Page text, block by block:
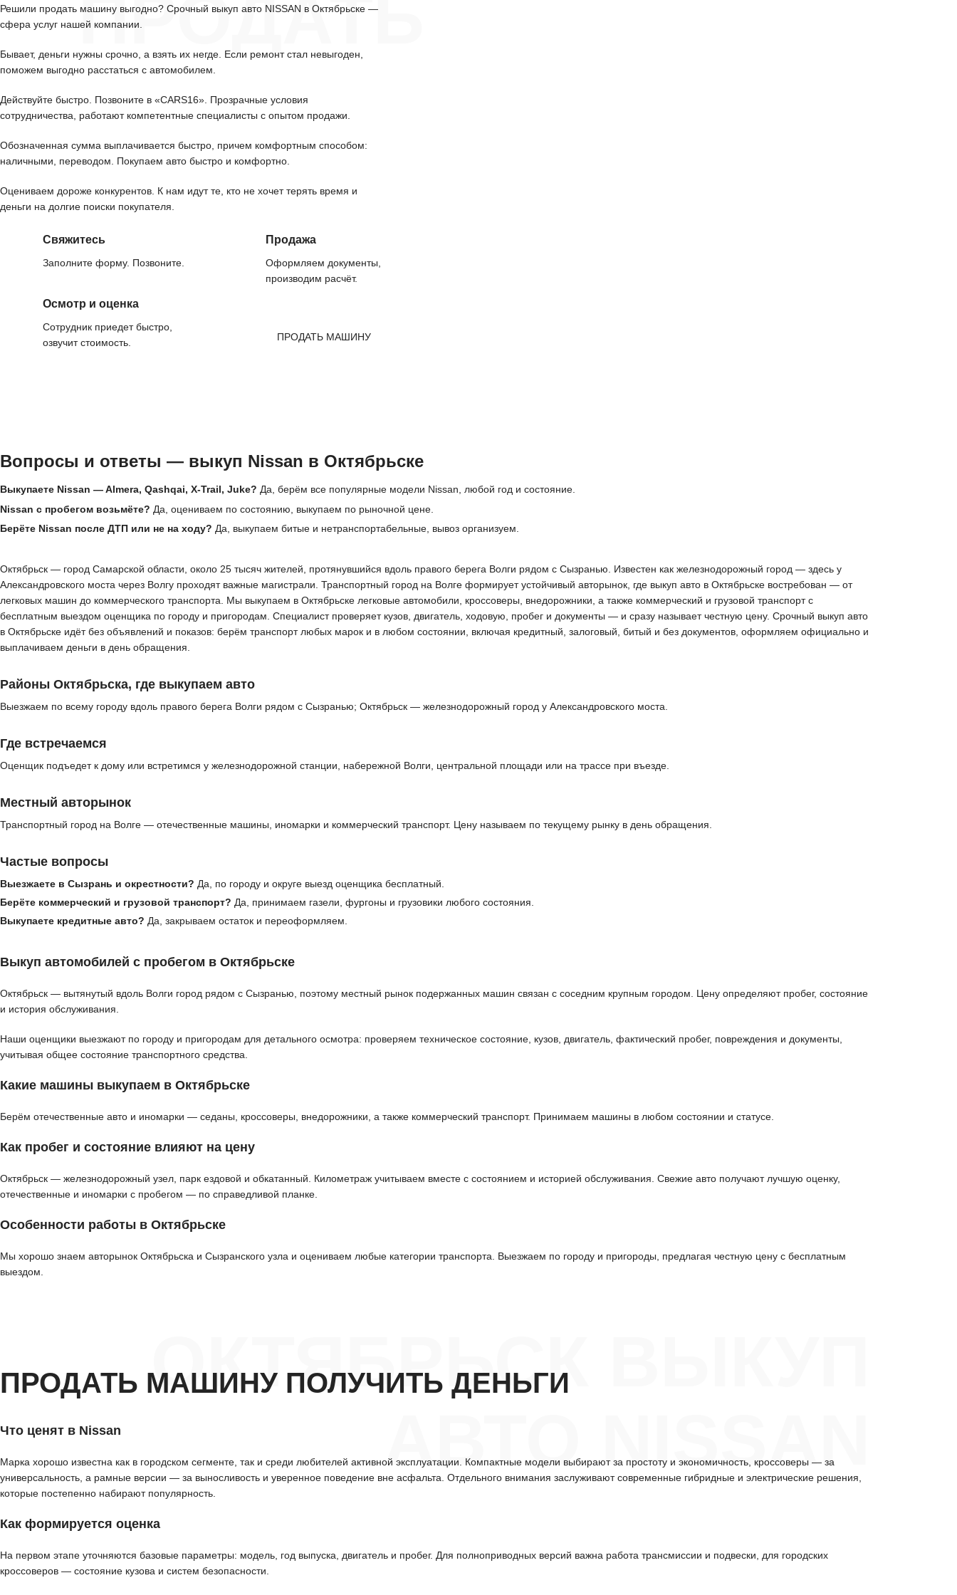
ПРОДАТЬ
Решили продать машину выгодно? Срочный выкуп авто NISSAN в Октябрьске —
сфера услуг нашей компании.
Бывает, деньги нужны срочно, а взять их негде. Если ремонт стал невыгоден,
поможем выгодно расстаться с автомобилем.
Действуйте быстро. Позвоните в «CARS16». Прозрачные условия
сотрудничества, работают компетентные специалисты с опытом продажи.
Обозначенная сумма выплачивается быстро, причем комфортным способом:
наличными, переводом. Покупаем авто быстро и комфортно.
Оцениваем дороже конкурентов. К нам идут те, кто не хочет терять время и
деньги на долгие поиски покупателя.
Свяжитесь
Заполните форму. Позвоните.
Осмотр и оценка
Сотрудник приедет быстро,
озвучит стоимость.
Продажа
Оформляем документы,
производим расчёт.
ПРОДАТЬ МАШИНУ
Вопросы и ответы — выкуп Nissan в Октябрьске
Выкупаете Nissan — Almera, Qashqai, X-Trail, Juke? Да, берём все популярные модели Nissan, любой год и состояние.
Nissan с пробегом возьмёте? Да, оцениваем по состоянию, выкупаем по рыночной цене.
Берёте Nissan после ДТП или не на ходу? Да, выкупаем битые и нетранспортабельные, вывоз организуем.
Октябрьск — город Самарской области, около 25 тысяч жителей, протянувшийся вдоль правого берега Волги рядом с Сызранью. Известен как железнодорожный город — здесь у
Александровского моста через Волгу проходят важные магистрали. Транспортный город на Волге формирует устойчивый авторынок, где выкуп авто в Октябрьске востребован — от
легковых машин до коммерческого транспорта. Мы выкупаем в Октябрьске легковые автомобили, кроссоверы, внедорожники, а также коммерческий и грузовой транспорт с
бесплатным выездом оценщика по городу и пригородам. Специалист проверяет кузов, двигатель, ходовую, пробег и документы — и сразу называет честную цену. Срочный выкуп авто
в Октябрьске идёт без объявлений и показов: берём транспорт любых марок и в любом состоянии, включая кредитный, залоговый, битый и без документов, оформляем официально и
выплачиваем деньги в день обращения.
Районы Октябрьска, где выкупаем авто
Выезжаем по всему городу вдоль правого берега Волги рядом с Сызранью; Октябрьск — железнодорожный город у Александровского моста.
Где встречаемся
Оценщик подъедет к дому или встретимся у железнодорожной станции, набережной Волги, центральной площади или на трассе при въезде.
Местный авторынок
Транспортный город на Волге — отечественные машины, иномарки и коммерческий транспорт. Цену называем по текущему рынку в день обращения.
Частые вопросы
Выезжаете в Сызрань и окрестности? Да, по городу и округе выезд оценщика бесплатный.
Берёте коммерческий и грузовой транспорт? Да, принимаем газели, фургоны и грузовики любого состояния.
Выкупаете кредитные авто? Да, закрываем остаток и переоформляем.
Выкуп автомобилей с пробегом в Октябрьске
Октябрьск — вытянутый вдоль Волги город рядом с Сызранью, поэтому местный рынок подержанных машин связан с соседним крупным городом. Цену определяют пробег, состояние
и история обслуживания.
Наши оценщики выезжают по городу и пригородам для детального осмотра: проверяем техническое состояние, кузов, двигатель, фактический пробег, повреждения и документы,
учитывая общее состояние транспортного средства.
Какие машины выкупаем в Октябрьске
Берём отечественные авто и иномарки — седаны, кроссоверы, внедорожники, а также коммерческий транспорт. Принимаем машины в любом состоянии и статусе.
Как пробег и состояние влияют на цену
Октябрьск — железнодорожный узел, парк ездовой и обкатанный. Километраж учитываем вместе с состоянием и историей обслуживания. Свежие авто получают лучшую оценку,
отечественные и иномарки с пробегом — по справедливой планке.
Особенности работы в Октябрьске
Мы хорошо знаем авторынок Октябрьска и Сызранского узла и оцениваем любые категории транспорта. Выезжаем по городу и пригороды, предлагая честную цену с бесплатным
выездом.
ОКТЯБРЬСК ВЫКУП
АВТО NISSAN
ПРОДАТЬ МАШИНУ ПОЛУЧИТЬ ДЕНЬГИ
Что ценят в Nissan
Марка хорошо известна как в городском сегменте, так и среди любителей активной эксплуатации. Компактные модели выбирают за простоту и экономичность, кроссоверы — за
универсальность, а рамные версии — за выносливость и уверенное поведение вне асфальта. Отдельного внимания заслуживают современные гибридные и электрические решения,
которые постепенно набирают популярность.
Как формируется оценка
На первом этапе уточняются базовые параметры: модель, год выпуска, двигатель и пробег. Для полноприводных версий важна работа трансмиссии и подвески, для городских
кроссоверов — состояние кузова и систем безопасности.